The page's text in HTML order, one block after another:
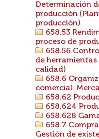
Determinación
producción
producción)
658.53
proceso de
658.56
de
calidad)
658.6
comercial.
658.62
658.624
658.628
658.7
Gestión de